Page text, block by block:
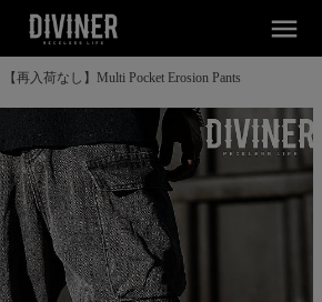
menu
【再入荷なし】Multi Pocket Erosion Pants